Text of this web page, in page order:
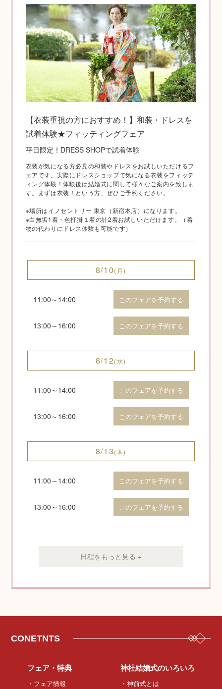
神社.jpチャンネル
ご相談予約
Q&A
【衣装重視の方におすすめ！】和装・ドレスを
試着体験★フィッティングフェア
平日限定！DRESS SHOPで試着体験
衣装が気になる方必見の和装やドレスをお試しいただけるフ
ェアです。実際にドレスショップで気になる衣装をフィッテ
ィング体験！体験後は結婚式に関して様々なご案内を致しま
す。まずは衣装！という方、ぜひご予約ください。
※場所はイノセントリー 東京（新宿本店）になります。
※白無垢1着・色打掛１着の計2着お試しいただけます。（着
物の代わりにドレス体験も可能です）
8/10(月)
11:00～14:00 このフェアを予約する
13:00～16:00 このフェアを予約する
8/12(水)
11:00～14:00 このフェアを予約する
13:00～16:00 このフェアを予約する
8/13(木)
11:00～14:00 このフェアを予約する
13:00～16:00 このフェアを予約する
日程をもっと見る +
CONETNTS
フェア・特典
・フェア情報
神社結婚式のいろいろ
・神前式とは